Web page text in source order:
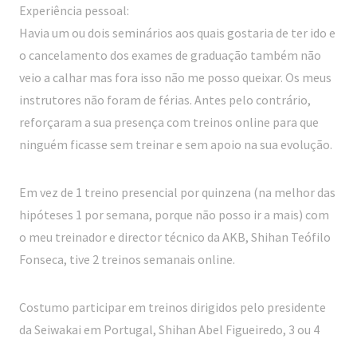
Experiência pessoal:
Havia um ou dois seminários aos quais gostaria de ter ido e
o cancelamento dos exames de graduação também não
veio a calhar mas fora isso não me posso queixar. Os meus
instrutores não foram de férias. Antes pelo contrário,
reforçaram a sua presença com treinos online para que
ninguém ficasse sem treinar e sem apoio na sua evolução.
Em vez de 1 treino presencial por quinzena (na melhor das
hipóteses 1 por semana, porque não posso ir a mais) com
o meu treinador e director técnico da AKB, Shihan Teófilo
Fonseca, tive 2 treinos semanais online.
Costumo participar em treinos dirigidos pelo presidente
da Seiwakai em Portugal, Shihan Abel Figueiredo, 3 ou 4